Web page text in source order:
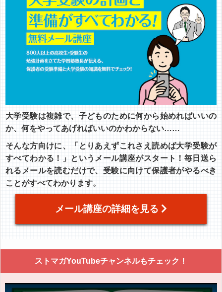
大学受験は複雑で、子どものために何から始めればいいの
か、何をやってあげればいいのかわからない……
そんな方向けに、「とりあえずこれさえ読めば大学受験が
すべてわかる！」というメール講座がスタート！毎日送ら
れるメールを読むだけで、受験に向けて保護者がやるべき
ことがすべてわかります。
メール講座の詳細を見る
ストマガYouTubeチャンネルもチェック！